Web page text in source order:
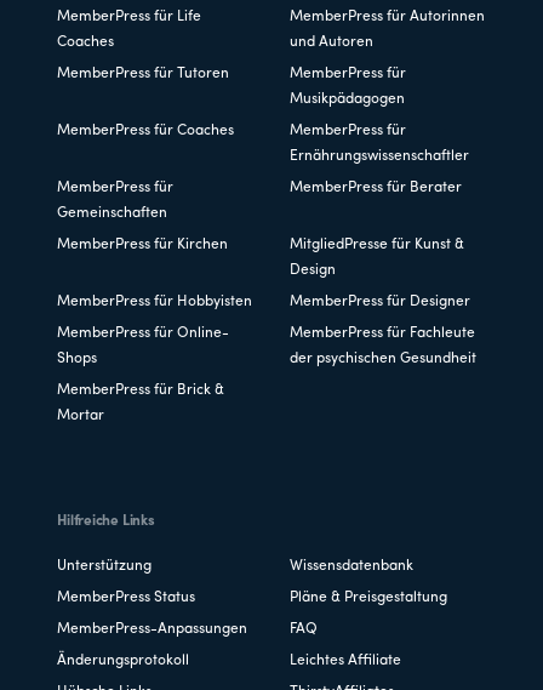
MemberPress für Life
Coaches
MemberPress für Autorinnen
und Autoren
MemberPress für Tutoren
MemberPress für
Musikpädagogen
MemberPress für Coaches
MemberPress für
Ernährungswissenschaftler
MemberPress für
Gemeinschaften
MemberPress für Berater
MemberPress für Kirchen
MitgliedPresse für Kunst &
Design
MemberPress für Hobbyisten MemberPress für Designer
MemberPress für Online-
Shops
MemberPress für Fachleute
der psychischen Gesundheit
MemberPress für Brick &
Mortar
Hilfreiche Links
Unterstützung Wissensdatenbank
MemberPress Status Pläne & Preisgestaltung
MemberPress-Anpassungen FAQ
Änderungsprotokoll Leichtes Affiliate